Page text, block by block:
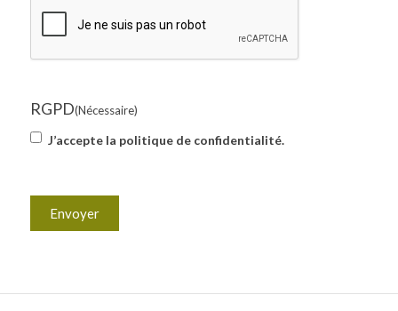
RGPD(Nécessaire)
J’accepte la politique de confidentialité.